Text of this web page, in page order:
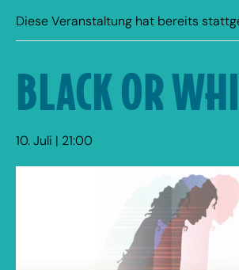
Diese Veranstaltung hat bereits
BLACK OR
10. Juli | 21:00